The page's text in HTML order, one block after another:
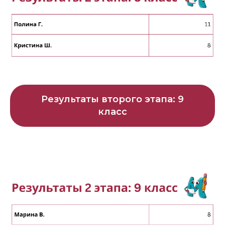
Результаты второго этапа: 9
класс